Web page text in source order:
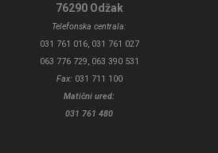
76290 Odžak
Telefonska centrala:
031 761 016, 031 761 027
063 776 729, 063 390 531
Fax: 031 711 100
Matični ured:
031 761 480